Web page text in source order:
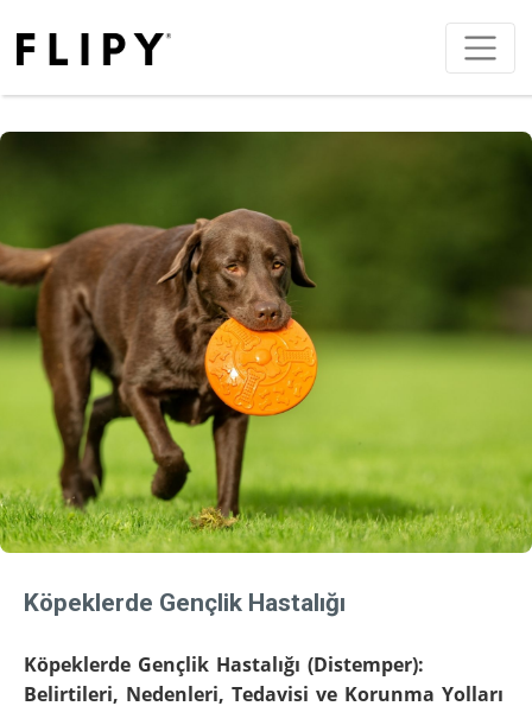
Köpeklerde Gençlik Hastalığı
Köpeklerde Gençlik Hastalığı (Distemper):
Belirtileri, Nedenleri, Tedavisi ve Korunma Yolları